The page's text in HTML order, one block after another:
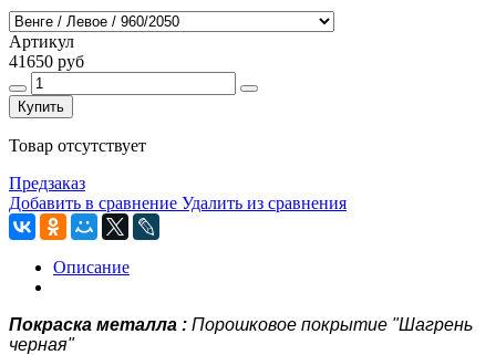
Артикул
41650 руб
Купить
Товар отсутствует
Предзаказ
Добавить в сравнение Удалить из сравнения
Описание
Покраска металла : Порошковое покрытие "Шагрень
черная"